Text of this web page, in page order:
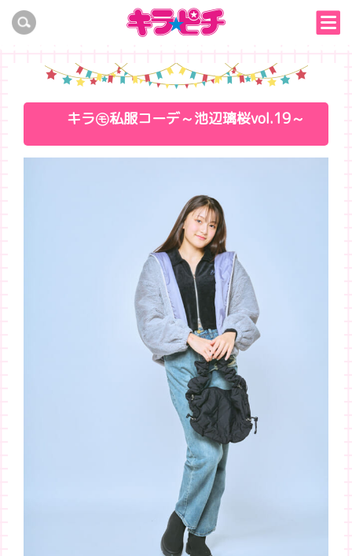
キラ㋲私服コーデ～池辺璃桜vol.19～